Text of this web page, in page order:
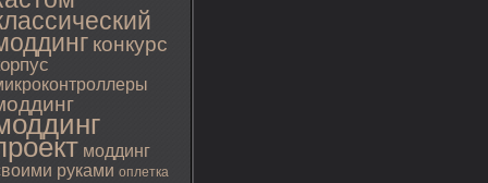
конкурс
моддинг
руками оплетка